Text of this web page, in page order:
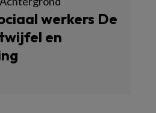
werkers De
en